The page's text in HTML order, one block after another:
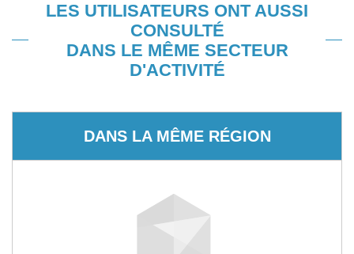
LES UTILISATEURS ONT AUSSI
CONSULTÉ
DANS LE MÊME SECTEUR
D'ACTIVITÉ
DANS LA MÊME RÉGION